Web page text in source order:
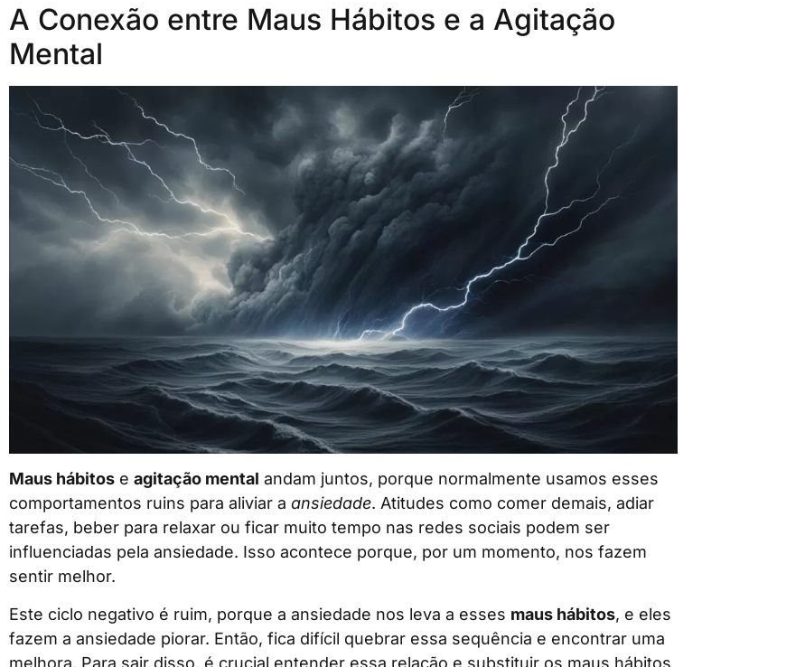
A Conexão entre Maus Hábitos e a Agitação
Mental
Maus hábitos e agitação mental andam juntos, porque normalmente usamos esses
comportamentos ruins para aliviar a ansiedade. Atitudes como comer demais, adiar
tarefas, beber para relaxar ou ficar muito tempo nas redes sociais podem ser
influenciadas pela ansiedade. Isso acontece porque, por um momento, nos fazem
sentir melhor.
Este ciclo negativo é ruim, porque a ansiedade nos leva a esses maus hábitos, e eles
fazem a ansiedade piorar. Então, fica difícil quebrar essa sequência e encontrar uma
melhora. Para sair disso, é crucial entender essa relação e substituir os maus hábitos